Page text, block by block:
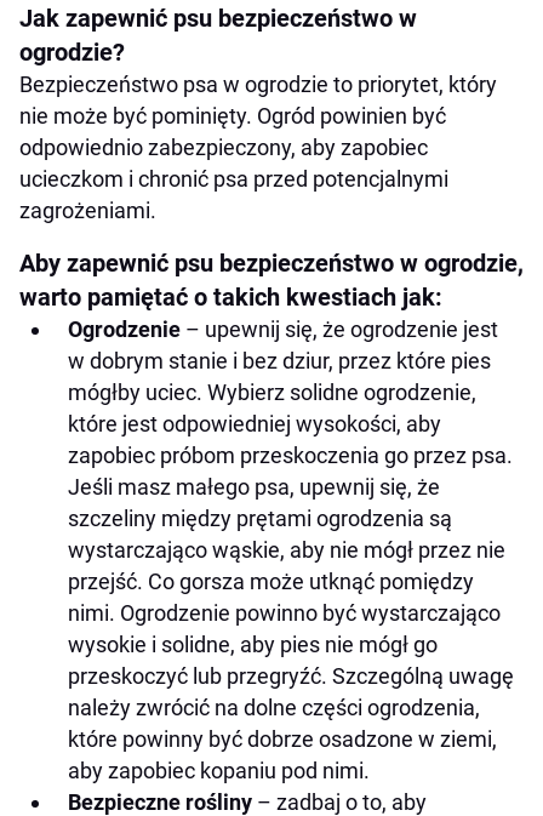
Jak zapewnić psu bezpieczeństwo w
ogrodzie?
Bezpieczeństwo psa w ogrodzie to priorytet, który
nie może być pominięty. Ogród powinien być
odpowiednio zabezpieczony, aby zapobiec
ucieczkom i chronić psa przed potencjalnymi
zagrożeniami.
Aby zapewnić psu bezpieczeństwo w ogrodzie,
warto pamiętać o takich kwestiach jak:
Ogrodzenie – upewnij się, że ogrodzenie jest
w dobrym stanie i bez dziur, przez które pies
mógłby uciec. Wybierz solidne ogrodzenie,
które jest odpowiedniej wysokości, aby
zapobiec próbom przeskoczenia go przez psa.
Jeśli masz małego psa, upewnij się, że
szczeliny między prętami ogrodzenia są
wystarczająco wąskie, aby nie mógł przez nie
przejść. Co gorsza może utknąć pomiędzy
nimi. Ogrodzenie powinno być wystarczająco
wysokie i solidne, aby pies nie mógł go
przeskoczyć lub przegryźć. Szczególną uwagę
należy zwrócić na dolne części ogrodzenia,
które powinny być dobrze osadzone w ziemi,
aby zapobiec kopaniu pod nimi.
Bezpieczne rośliny – zadbaj o to, aby